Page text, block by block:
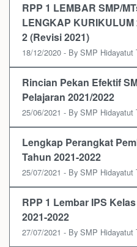
RPP 1 LEMBAR SMP/
LENGKAP KURIKULUM
2 (Revisi 2021)
18/12/2020 - By SMP Hidayatut
Rincian Pekan Efektif
Pelajaran 2021/2022
25/06/2021 - By SMP Hidayatut
Lengkap Perangkat
Tahun 2021-2022
25/07/2021 - By SMP Hidayatut
RPP 1 Lembar IPS
2021-2022
27/07/2021 - By SMP Hidayatut